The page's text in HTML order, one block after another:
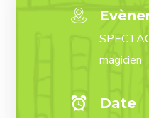
magicien
Date